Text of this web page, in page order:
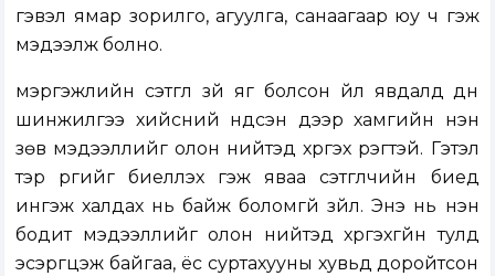
гэвэл ямар зорилго, агуулга, санаагаар юу ч гэж
мэдээлж болно.
мэргэжлийн сэтгүүл зүй яг болсон үйл явдалд дүн
шинжилгээ хийсний үндсэн дээр хамгийн үнэн
зөв мэдээллийг олон нийтэд хүргэх үүрэгтэй. Гэтэл
тэр үүргийг биелүүлэх гэж яваа сэтгүүлчийн биед
ингэж халдах нь байж боломгүй зүйл. Энэ нь үнэн
бодит мэдээллийг олон нийтэд хүргэхгүйн тулд
эсэргүүцэж байгаа, ёс суртахууны хувьд доройтсон